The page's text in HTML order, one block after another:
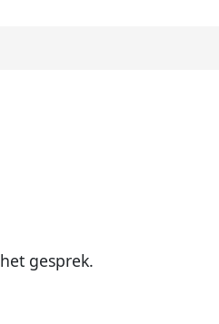
gesprek.